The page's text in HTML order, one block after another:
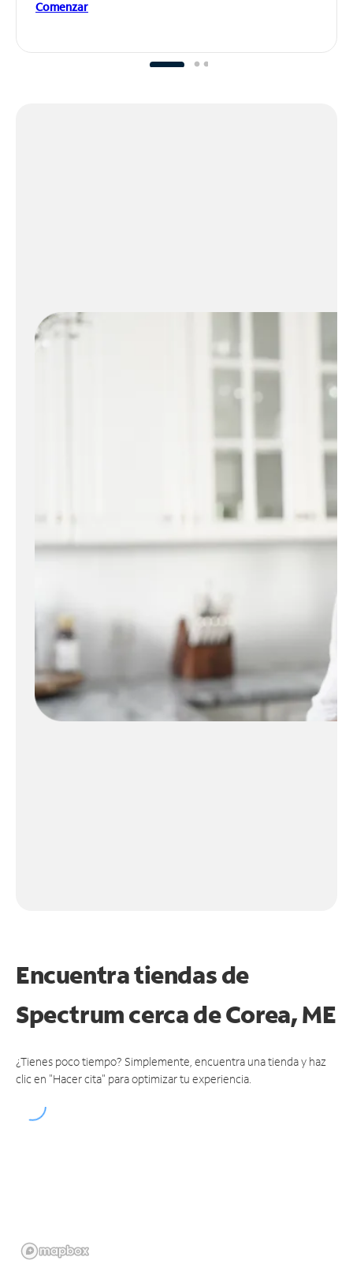
Comenzar
Encuentra tiendas de
Spectrum cerca deCorea, ME
¿Tienes poco tiempo? Simplemente, encuentra una tienda y haz
clic en "Hacer cita" para optimizar tu experiencia.